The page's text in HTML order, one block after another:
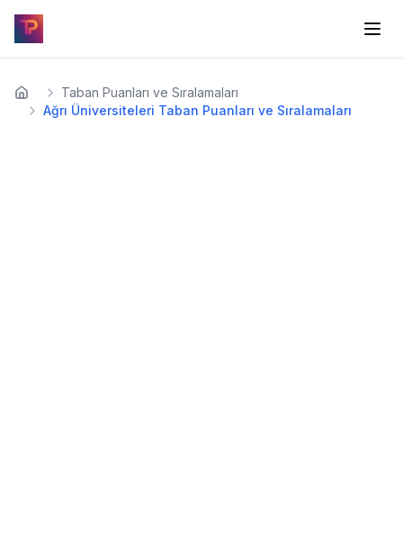
Taban Puanları ve Sıralamaları
Ağrı Üniversiteleri Taban Puanları ve Sıralamaları